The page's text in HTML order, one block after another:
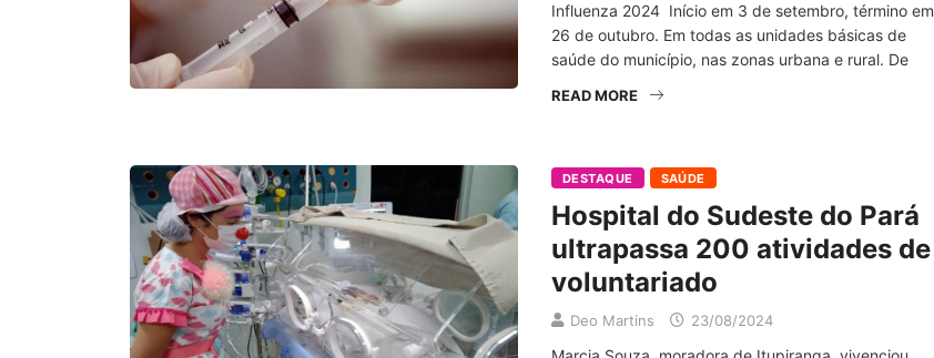
Influenza 2024 Início em 3 de setembro, término em
26 de outubro. Em todas as unidades básicas de
saúde do município, nas zonas urbana e rural. De
READ MORE
DESTAQUE SAÚDE
Hospital do Sudeste do Pará
ultrapassa 200 atividades de
voluntariado
Deo Martins 23/08/2024